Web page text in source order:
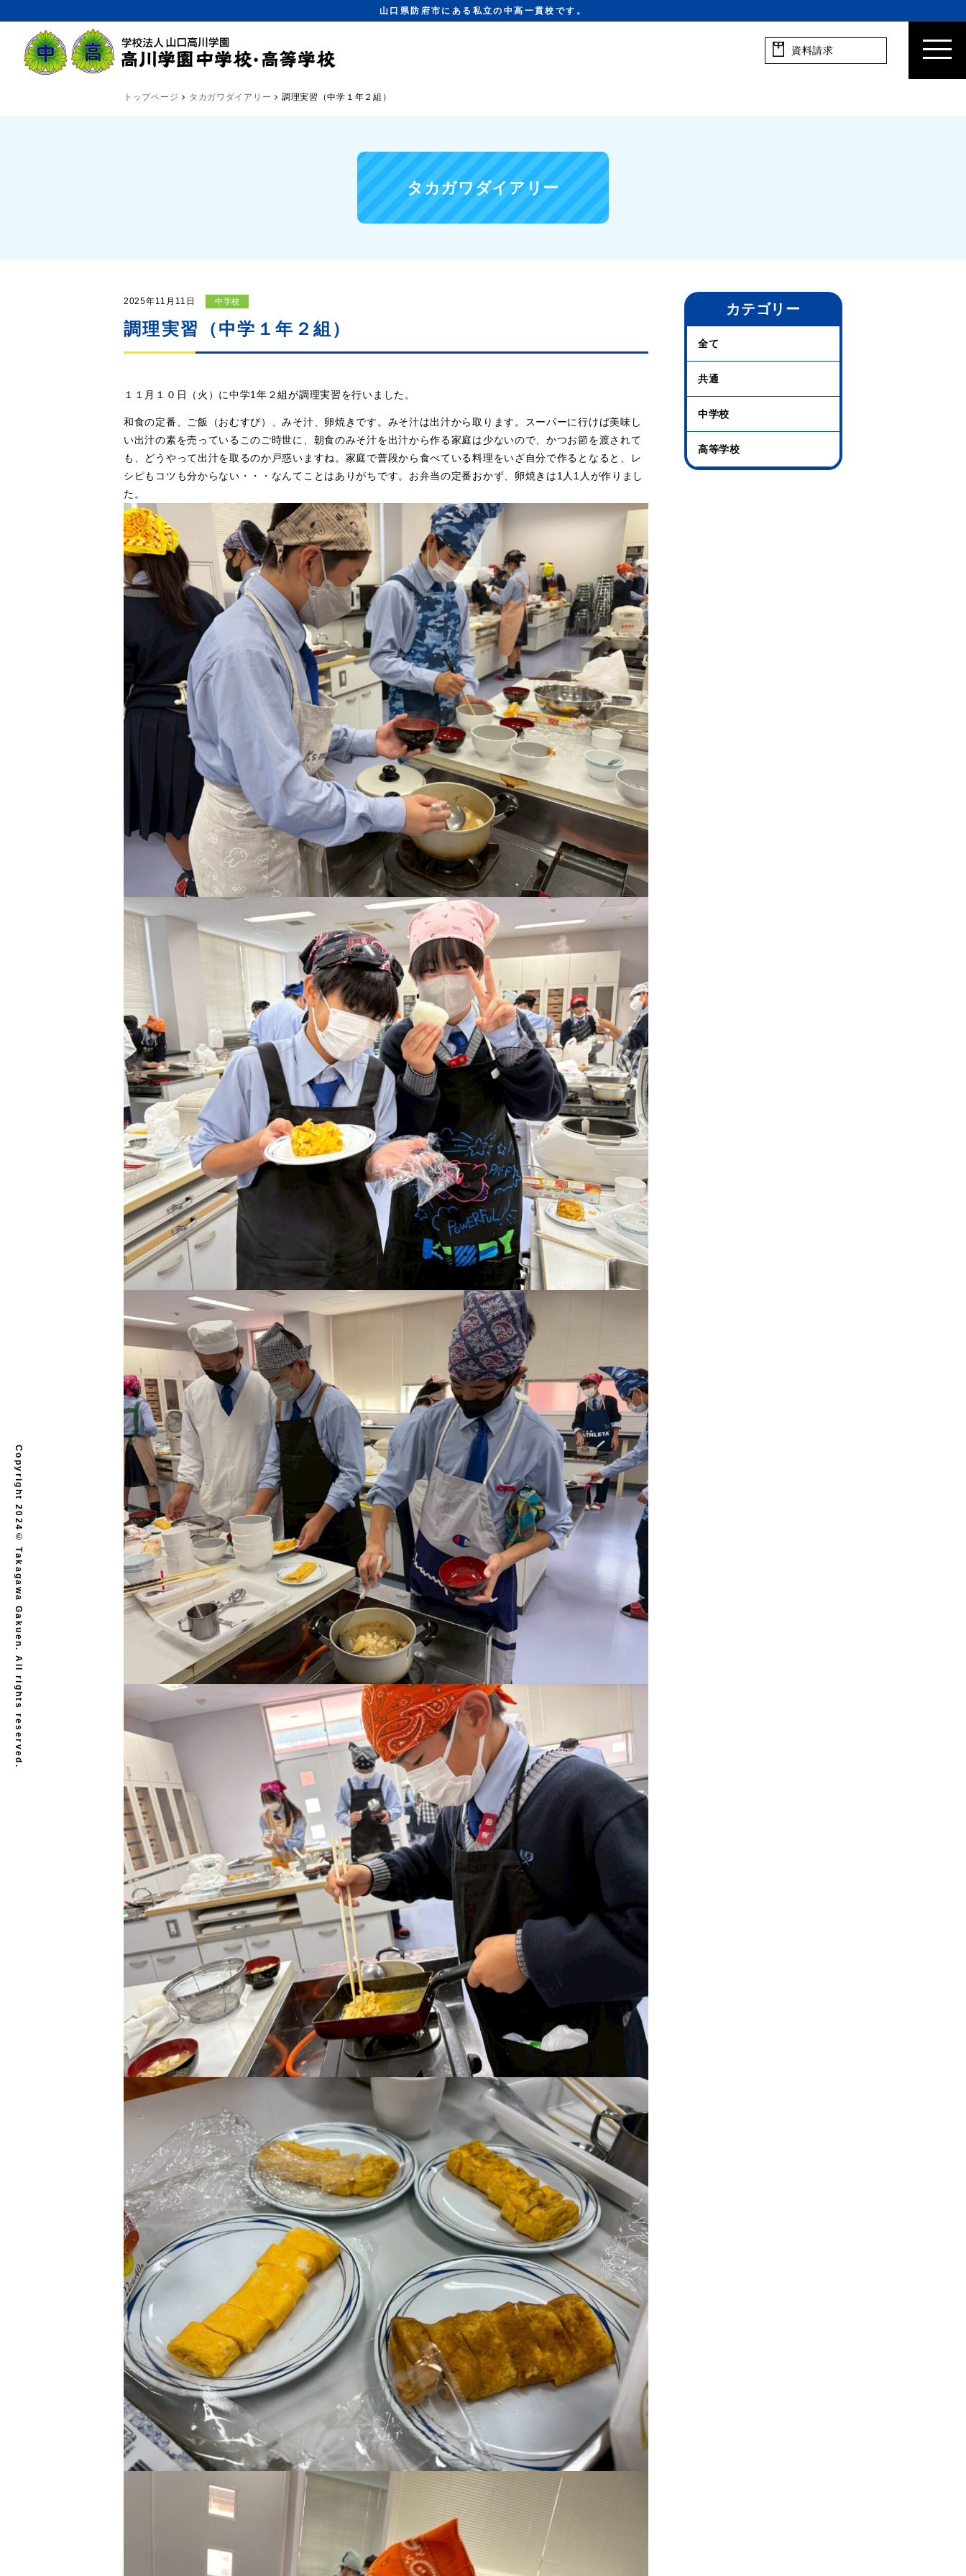
山口県防府市にある私立の中高一貫校です。
資料請求
トップページ タカガワダイアリー 調理実習（中学１年２組）
タカガワダイアリー
2025年11月11日 中学校
調理実習（中学１年２組）
１１月１０日（火）に中学1年２組が調理実習を行いました。
和食の定番、ご飯（おむすび）、みそ汁、卵焼きです。みそ汁は出汁から取ります。スーパーに行けば美味し
い出汁の素を売っているこのご時世に、朝食のみそ汁を出汁から作る家庭は少ないので、かつお節を渡されて
も、どうやって出汁を取るのか戸惑いますね。家庭で普段から食べている料理をいざ自分で作るとなると、レ
シピもコツも分からない・・・なんてことはありがちです。お弁当の定番おかず、卵焼きは1人1人が作りまし
た。
カテゴリー
全て
共通
中学校
高等学校
Copyright 2024© Takagawa Gakuen. All rights reserved.